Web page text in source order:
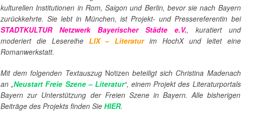
kulturellen Institutionen in Rom, Saigon und Berlin, bevor sie nach Bayern
zurückkehrte. Sie lebt in München, ist Projekt‑ und Pressereferentin bei
STADTKULTUR Netzwerk Bayerischer Städte e.V., kuratiert und
moderiert die Lesereihe LIX – Literaturim HochX und leitet eine
Romanwerkstatt.
Mit dem folgenden Textauszug Notizen beteiligt sich Christina Madenach
an „Neustart Freie Szene – Literatur“, einem Projekt des Literaturportals
Bayern zur Unterstützung der Freien Szene in Bayern. Alle bisherigen
Beiträge des Projekts finden Sie HIER.